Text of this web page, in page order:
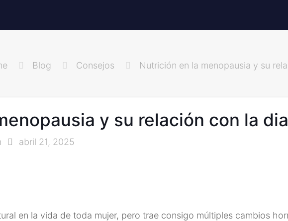
Blog Consejos Nutrición en la menopausia y su
y su relación con la
abril 21, 2025
en la vida de toda mujer, pero trae consigo múltiples cambios